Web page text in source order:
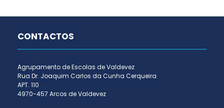
CONTACTOS
Agrupamento de Escolas de Valdevez
Rua Dr. Joaquim Carlos da Cunha Cerqueira
APT. 110
4970-457 Arcos de Valdevez